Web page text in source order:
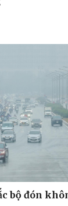
Thời trang
Sao Việt
bộ đón